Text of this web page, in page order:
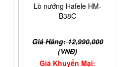
Lò nướng Hafele HM-
B38C
Giá Hãng: 12,990,000
(VNĐ)
Giá Khuyến Mại: